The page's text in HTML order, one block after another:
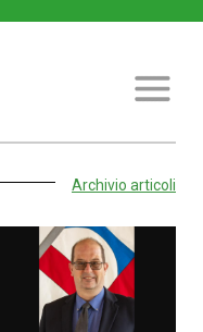
Archivio articoli